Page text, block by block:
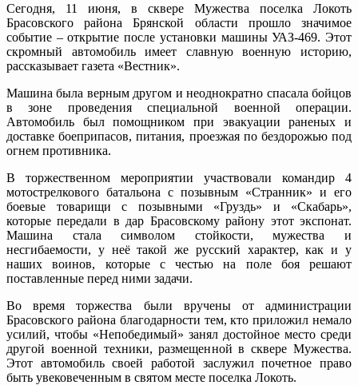
Сегодня, 11 июня, в сквере Мужества поселка Локоть
Брасовского района Брянской области прошло значимое
событие – открытие после установки машины УАЗ-469. Этот
скромный автомобиль имеет славную военную историю,
рассказывает газета «Вестник».
Машина была верным другом и неоднократно спасала бойцов
в зоне проведения специальной военной операции.
Автомобиль был помощником при эвакуации раненых и
доставке боеприпасов, питания, проезжая по бездорожью под
огнем противника.
В торжественном мероприятии участвовали командир 4
мотострелкового батальона с позывным «Странник» и его
боевые товарищи с позывными «Груздь» и «Скабарь»,
которые передали в дар Брасовскому району этот экспонат.
Машина стала символом стойкости, мужества и
несгибаемости, у неё такой же русский характер, как и у
наших воинов, которые с честью на поле боя решают
поставленные перед ними задачи.
Во время торжества были вручены от администрации
Брасовского района благодарности тем, кто приложил немало
усилий, чтобы «Непобедимый» занял достойное место среди
другой военной техники, размещенной в сквере Мужества.
Этот автомобиль своей работой заслужил почетное право
быть увековеченным в святом месте поселка Локоть.